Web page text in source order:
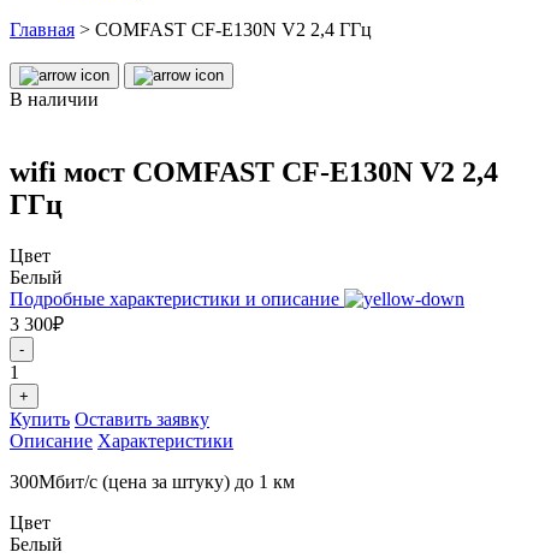
Главная > COMFAST CF-E130N V2 2,4 ГГц
В наличии
wifi мост COMFAST CF-E130N V2 2,4
ГГц
Цвет
Белый
Подробные характеристики и описание
3 300₽
-
1
+
Купить Оставить заявку
Описание Характеристики
300Мбит/с (цена за штуку) до 1 км
Цвет
Белый